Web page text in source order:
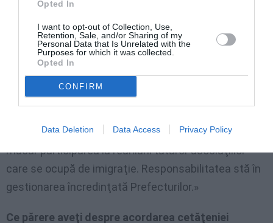
Opted In
I want to opt-out of Collection, Use,
Retention, Sale, and/or Sharing of my
Personal Data that Is Unrelated with the
Purposes for which it was collected.
Opted In
CONFIRM
Data Deletion Data Access Privacy Policy
privind repatrierile, le recunoşteau oricum şi
imigranţilor neregulari.»
La ce foloseşte şi cum funcţionează Consiliile
«Au fost un eşec complet, şi nu se permite nici
măcar participarea la reuniuni tuturor asociaţiilor
care se ocupă de imigraţie. Responsabilitatea stă în
gestionarea încredinţată Prefecturilor.»
Ce părere aveţi despre acordarea cetăţeniei